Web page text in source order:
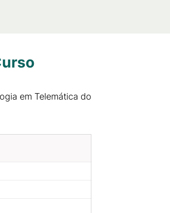
em Telemática do